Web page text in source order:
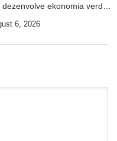
dezenvolve ekonomia verde
– Ramos-Horta
6, 2026